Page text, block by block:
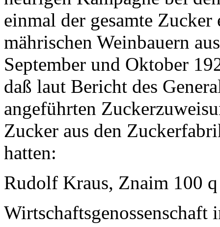
einmal der gesamte
mährischen Weinbauern
September und Oktober
daß laut Bericht des
angeführten
Zucker aus den
hatten:
Rudolf Kraus, Znaim 100